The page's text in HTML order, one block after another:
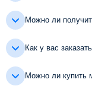
Можно ли
Как у вас
Можно ли купить